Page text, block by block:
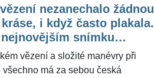
se kterým se velmi sblížila. Jenže
nevydržel ani pár týdnů. Teď
Hradiště pochlubila lidově
problém s muži. Pro
nezanechalo žádnou
i když často plakala.
nejnovějším snímku
dokonale. Chtěla být
její babička
vězení a složité manévry při
všechno má za sebou česká